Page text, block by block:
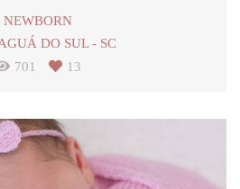
NEWBORN
DO SUL - SC
701
13